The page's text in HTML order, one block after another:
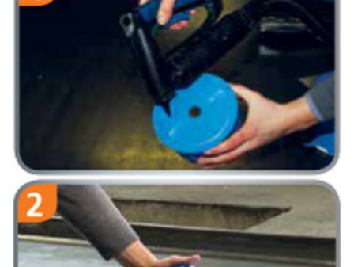
Wariant 1: Przyklejenie pistoletem klejowym do stołu
Wariant 2: Pozycjonowanie tulei P712M (z magnesem) na
stole montażowym Na budowie przybić do szalunku